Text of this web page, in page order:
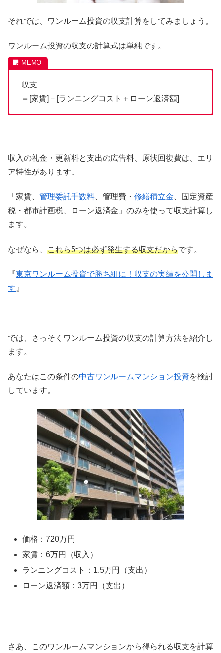
それでは、ワンルーム投資の収支計算をしてみましょう。
ワンルーム投資の収支の計算式は単純です。
収支
＝[家賃]－[ランニングコスト＋ローン返済額]
収入の礼金・更新料と支出の広告料、原状回復費は、エリ
ア特性があります。
「家賃、 管理委託手数料 、管理費・ 修繕積立金 、固定資産
税・都市計画税、ローン返済金」のみを使って収支計算し
ます。
なぜなら、 これら5つは必ず発生する収支だからです。
『東京ワンルーム投資で勝ち組に！収支の実績を公開しま
す 』
では、さっそくワンルーム投資の収支の計算方法を紹介し
ます。
あなたはこの条件の中古ワンルームマンション投資を検討
しています。
価格：720万円
家賃：6万円（収入）
ランニングコスト：1.5万円（支出）
ローン返済額：3万円（支出）
さあ、このワンルームマンションから得られる収支を計算